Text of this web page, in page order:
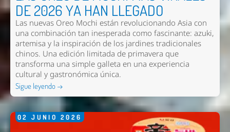
DE 2026 YA HAN LLEGADO
Las nuevas Oreo Mochi están revolucionando Asia con
una combinación tan inesperada como fascinante: azuki,
artemisa y la inspiración de los jardines tradicionales
chinos. Una edición limitada de primavera que
transforma una simple galleta en una experiencia
cultural y gastronómica única.
Sigue leyendo →
02 JUNIO 2026